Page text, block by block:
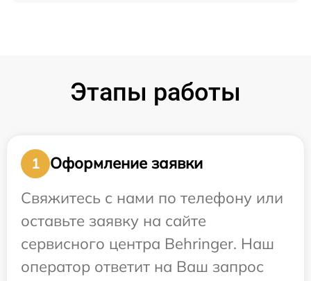
Этапы работы
1
Оформление заявки
Свяжитесь с нами по телефону или
оставьте заявку на сайте
сервисного центра Behringer. Наш
оператор ответит на Ваш запрос